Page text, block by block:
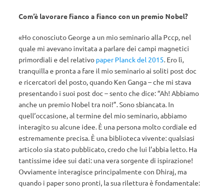
Com’è lavorare fianco a fianco con un premio Nobel?
«Ho conosciuto George a un mio seminario alla Pccp, nel
quale mi avevano invitata a parlare dei campi magnetici
primordiali e del relativo paper Planck del 2015. Ero lì,
tranquilla e pronta a fare il mio seminario ai soliti post doc
e ricercatori del posto, quando Ken Ganga – che mi stava
presentando i suoi post doc – sento che dice: “Ah! Abbiamo
anche un premio Nobel tra noi!”. Sono sbiancata. In
quell’occasione, al termine del mio seminario, abbiamo
interagito su alcune idee. È una persona molto cordiale ed
estremamente precisa. È una biblioteca vivente: qualsiasi
articolo sia stato pubblicato, credo che lui l’abbia letto. Ha
tantissime idee sui dati: una vera sorgente di ispirazione!
Ovviamente interagisce principalmente con Dhiraj, ma
quando i paper sono pronti, la sua rilettura è fondamentale: